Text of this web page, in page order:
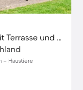
Wunderschönes Ferienhaus mit Terrasse und Garten | Haustierfreundlich
– Haustiere